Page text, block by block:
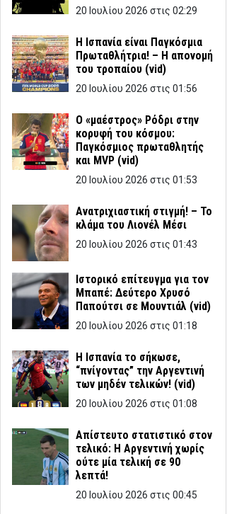
20 Ιουλίου 2026 στις 02:29
Η Ισπανία είναι Παγκόσμια
Πρωταθλήτρια! – Η απονομή
του τροπαίου (vid)
20 Ιουλίου 2026 στις 01:56
Ο «μαέστρος» Ρόδρι στην
κορυφή του κόσμου:
Παγκόσμιος πρωταθλητής
και MVP (vid)
20 Ιουλίου 2026 στις 01:53
Ανατριχιαστική στιγμή! – Το
κλάμα του Λιονέλ Μέσι
20 Ιουλίου 2026 στις 01:43
Ιστορικό επίτευγμα για τον
Μπαπέ: Δεύτερο Χρυσό
Παπούτσι σε Μουντιάλ (vid)
20 Ιουλίου 2026 στις 01:18
Η Ισπανία το σήκωσε,
“πνίγοντας” την Αργεντινή
των μηδέν τελικών! (vid)
20 Ιουλίου 2026 στις 01:08
Απίστευτο στατιστικό στον
τελικό: Η Αργεντινή χωρίς
ούτε μία τελική σε 90
λεπτά!
20 Ιουλίου 2026 στις 00:45